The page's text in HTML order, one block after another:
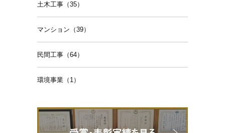
土木工事（35）
マンション（39）
民間工事（64）
環境事業（1）